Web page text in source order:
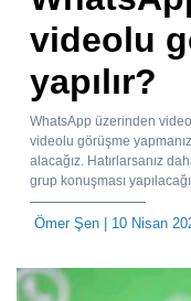
videolu
yapılır?
WhatsApp üzerinden
videolu görüşme
alacağız. Hatırlarsanız
grup konuşması
Ömer Şen | 10 Nisan